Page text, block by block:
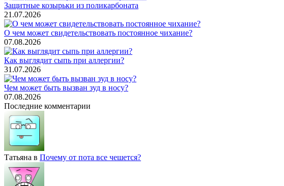
Защитные козырьки из поликарбоната
21.07.2026
О чем может свидетельствовать постоянное чихание?
07.08.2026
Как выглядит сыпь при аллергии?
31.07.2026
Чем может быть вызван зуд в носу?
07.08.2026
Последние комментарии
Татьяна в Почему от пота все чешется?